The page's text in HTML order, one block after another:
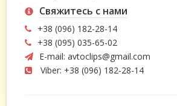
Свяжитесь с нами
+38 (096) 182-28-14
+38 (095) 035-65-02
E-mail: avtoclips@gmail.com
Viber: +38 (096) 182-28-14